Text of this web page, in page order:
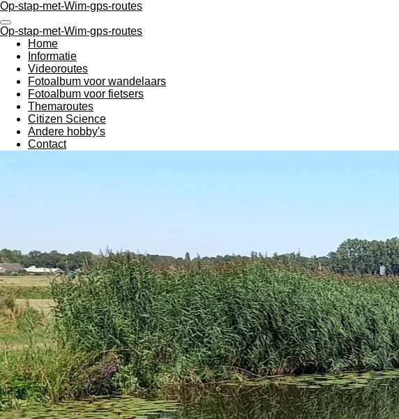
Ga
direct
naar
de
hoofdinhoud
Op-stap-met-Wim-gps-routes
Op-stap-met-Wim-gps-routes
Home
Informatie
Videoroutes
Fotoalbum voor wandelaars
Fotoalbum voor fietsers
Themaroutes
Citizen Science
Andere hobby's
Contact